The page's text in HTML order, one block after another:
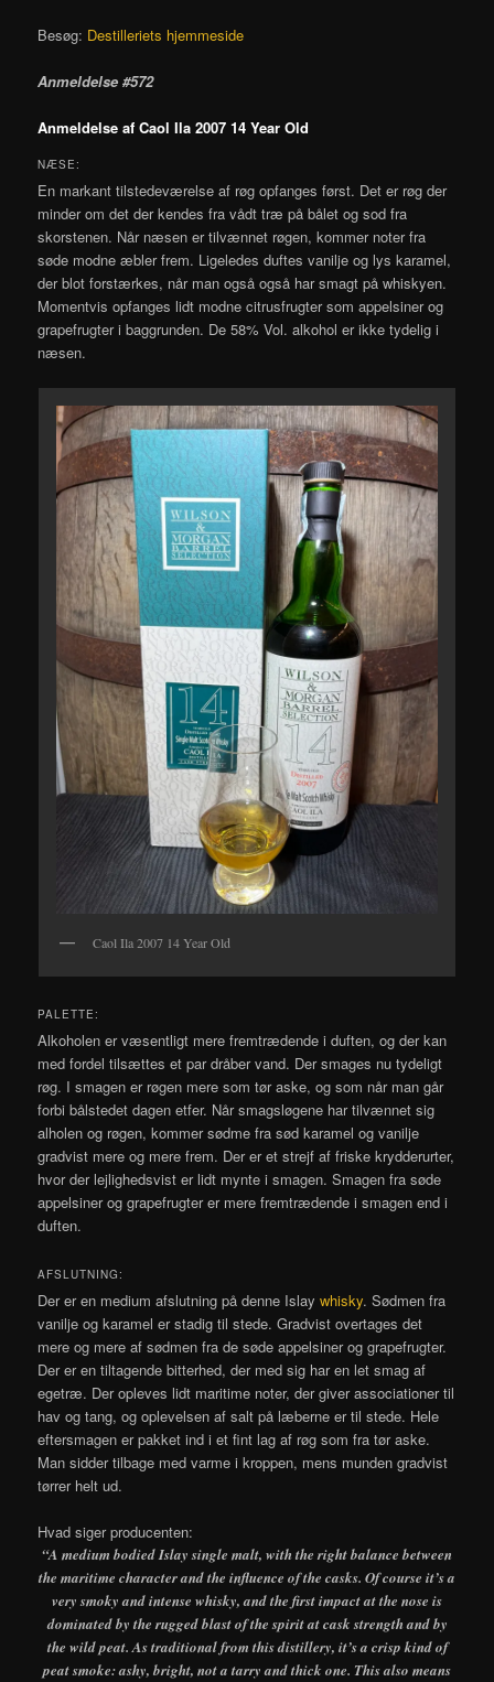
Besøg: Destilleriets hjemmeside
Anmeldelse #572
Anmeldelse af Caol Ila 2007 14 Year Old
NÆSE:
En markant tilstedeværelse af røg opfanges først. Det er røg der
minder om det der kendes fra vådt træ på bålet og sod fra
skorstenen. Når næsen er tilvænnet røgen, kommer noter fra
søde modne æbler frem. Ligeledes duftes vanilje og lys karamel,
der blot forstærkes, når man også også har smagt på whiskyen.
Momentvis opfanges lidt modne citrusfrugter som appelsiner og
grapefrugter i baggrunden. De 58% Vol. alkohol er ikke tydelig i
næsen.
Caol Ila 2007 14 Year Old
PALETTE:
Alkoholen er væsentligt mere fremtrædende i duften, og der kan
med fordel tilsættes et par dråber vand. Der smages nu tydeligt
røg. I smagen er røgen mere som tør aske, og som når man går
forbi bålstedet dagen etfer. Når smagsløgene har tilvænnet sig
alholen og røgen, kommer sødme fra sød karamel og vanilje
gradvist mere og mere frem. Der er et strejf af friske krydderurter,
hvor der lejlighedsvist er lidt mynte i smagen. Smagen fra søde
appelsiner og grapefrugter er mere fremtrædende i smagen end i
duften.
AFSLUTNING:
Der er en medium afslutning på denne Islaywhisky. Sødmen fra
vanilje og karamel er stadig til stede. Gradvist overtages det
mere og mere af sødmen fra de søde appelsiner og grapefrugter.
Der er en tiltagende bitterhed, der med sig har en let smag af
egetræ. Der opleves lidt maritime noter, der giver associationer til
hav og tang, og oplevelsen af salt på læberne er til stede. Hele
eftersmagen er pakket ind i et fint lag af røg som fra tør aske.
Man sidder tilbage med varme i kroppen, mens munden gradvist
tørrer helt ud.
Hvad siger producenten:
“A medium bodied Islay single malt, with the right balance between
the maritime character and the influence of the casks. Of course it’s a
very smoky and intense whisky, and the first impact at the nose is
dominated by the rugged blast of the spirit at cask strength and by
the wild peat. As traditional from this distillery, it’s a crisp kind of
peat smoke: ashy, bright, not a tarry and thick one. This also means